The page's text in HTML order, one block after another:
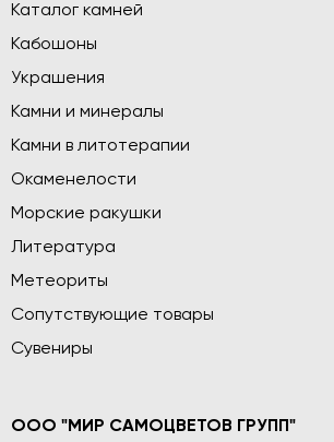
Каталог камней
Кабошоны
Украшения
Камни и минералы
Камни в литотерапии
Окаменелости
Морские ракушки
Литература
Метеориты
Сопутствующие товары
Сувениры
ООО "МИР САМОЦВЕТОВ ГРУПП"